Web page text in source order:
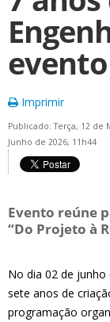
evento
Imprimir
Publicado: Terça, 12 de
Junho de 2026, 11h44
Evento reúne
“Do Projeto à
No dia 02 de junho
sete anos de
programação